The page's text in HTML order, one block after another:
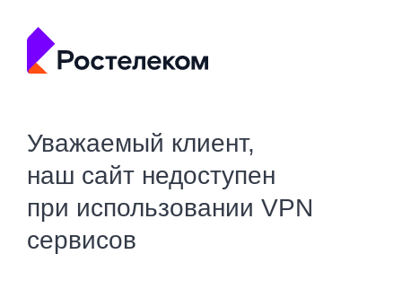
Уважаемый клиент,
наш сайт недоступен
при использовании VPN
сервисов